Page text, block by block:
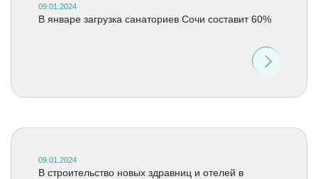
09.01.2024
В январе загрузка санаториев Сочи составит 60%
09.01.2024
В строительство новых здравниц и отелей в